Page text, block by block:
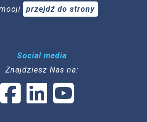
przejdź do strony
Social media
Znajdziesz Nas na: